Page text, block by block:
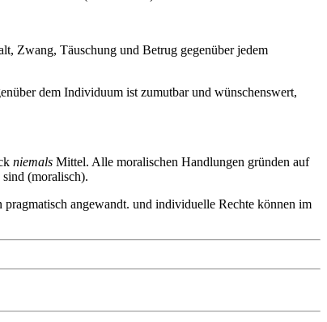
Zwang, Täuschung und Betrug gegenüber jedem
dem Individuum ist zumutbar und wünschenswert,
niemals Mittel. Alle moralischen Handlungen gründen auf
(moralisch).
angewandt. und individuelle Rechte können im